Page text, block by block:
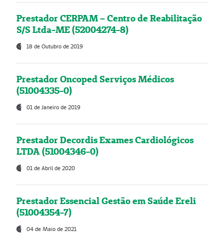
Prestador CERPAM – Centro de Reabilitação
S/S Ltda-ME (52004274-8)
18 de Outubro de 2019
Prestador Oncoped Serviços Médicos
(51004335-0)
01 de Janeiro de 2019
Prestador Decordis Exames Cardiológicos
LTDA (51004346-0)
01 de Abril de 2020
Prestador Essencial Gestão em Saúde Ereli
(51004354-7)
04 de Maio de 2021